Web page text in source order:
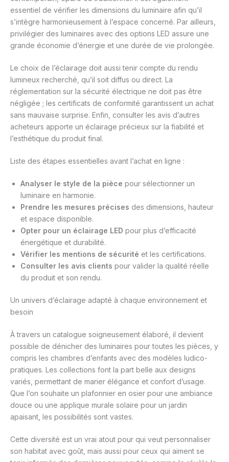
essentiel de vérifier les dimensions du luminaire afin qu’il
s’intègre harmonieusement à l’espace concerné. Par ailleurs,
privilégier des luminaires avec des options LED assure une
grande économie d’énergie et une durée de vie prolongée.
Le choix de l’éclairage doit aussi tenir compte du rendu
lumineux recherché, qu’il soit diffus ou direct. La
réglementation sur la sécurité électrique ne doit pas être
négligée ; les certificats de conformité garantissent un achat
sans mauvaise surprise. Enfin, consulter les avis d’autres
acheteurs apporte un éclairage précieux sur la fiabilité et
l’esthétique du produit final.
Liste des étapes essentielles avant l’achat en ligne :
Analyser le style de la pièce pour sélectionner un
luminaire en harmonie.
Prendre les mesures précises des dimensions, hauteur
et espace disponible.
Opter pour un éclairage LED pour plus d’efficacité
énergétique et durabilité.
Vérifier les mentions de sécurité et les certifications.
Consulter les avis clients pour valider la qualité réelle
du produit et son rendu.
Un univers d’éclairage adapté à chaque environnement et
besoin
À travers un catalogue soigneusement élaboré, il devient
possible de dénicher des luminaires pour toutes les pièces, y
compris les chambres d’enfants avec des modèles ludico-
pratiques. Les collections font la part belle aux designs
variés, permettant de marier élégance et confort d’usage.
Que l’on souhaite un plafonnier en osier pour une ambiance
douce ou une applique murale solaire pour un jardin
apaisant, les possibilités sont vastes.
Cette diversité est un vrai atout pour qui veut personnaliser
son habitat avec goût, mais aussi pour ceux qui aiment se